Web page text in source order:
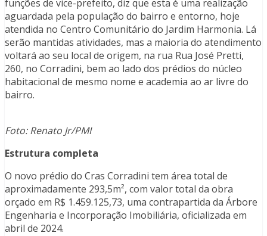
funções de vice-prefeito, diz que esta é uma realização
aguardada pela população do bairro e entorno, hoje
atendida no Centro Comunitário do Jardim Harmonia. Lá
serão mantidas atividades, mas a maioria do atendimento
voltará ao seu local de origem, na rua Rua José Pretti,
260, no Corradini, bem ao lado dos prédios do núcleo
habitacional de mesmo nome e academia ao ar livre do
bairro.
Foto: Renato Jr/PMI
Estrutura completa
O novo prédio do Cras Corradini tem área total de
aproximadamente 293,5m², com valor total da obra
orçado em R$ 1.459.125,73, uma contrapartida da Árbore
Engenharia e Incorporação Imobiliária, oficializada em
abril de 2024.